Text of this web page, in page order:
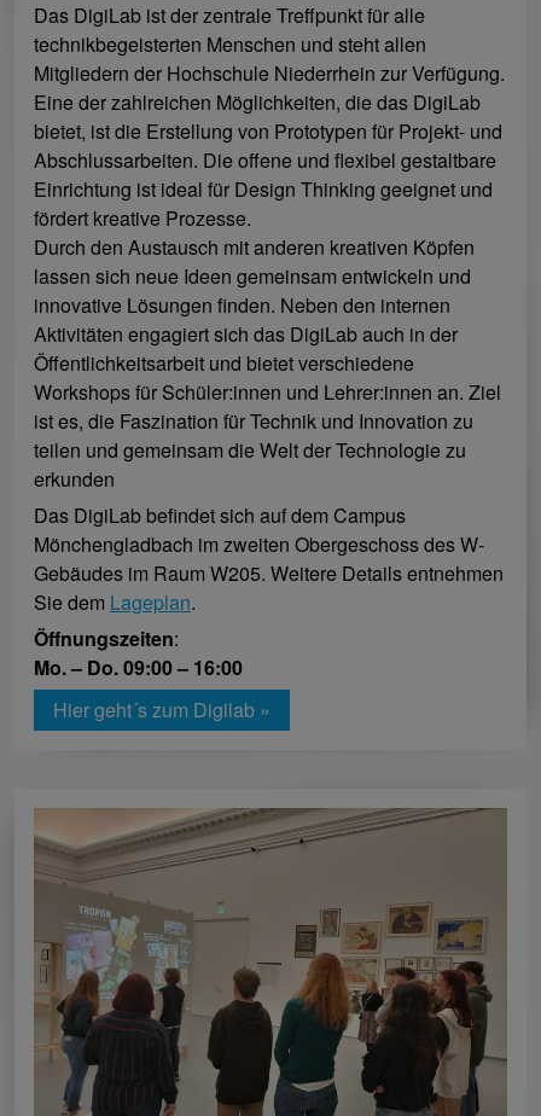
Das DigiLab ist der zentrale Treffpunkt für alle
technikbegeisterten Menschen und steht allen
Mitgliedern der Hochschule Niederrhein zur Verfügung.
Eine der zahlreichen Möglichkeiten, die das DigiLab
bietet, ist die Erstellung von Prototypen für Projekt- und
Abschlussarbeiten. Die offene und flexibel gestaltbare
Einrichtung ist ideal für Design Thinking geeignet und
fördert kreative Prozesse.
Durch den Austausch mit anderen kreativen Köpfen
lassen sich neue Ideen gemeinsam entwickeln und
innovative Lösungen finden. Neben den internen
Aktivitäten engagiert sich das DigiLab auch in der
Öffentlichkeitsarbeit und bietet verschiedene
Workshops für Schüler:innen und Lehrer:innen an. Ziel
ist es, die Faszination für Technik und Innovation zu
teilen und gemeinsam die Welt der Technologie zu
erkunden
Das DigiLab befindet sich auf dem Campus
Mönchengladbach im zweiten Obergeschoss des W-
Gebäudes im Raum W205. Weitere Details entnehmen
Sie dem Lageplan.
Öffnungszeiten:
Mo. – Do. 09:00 – 16:00
Hier geht´s zum Digilab »